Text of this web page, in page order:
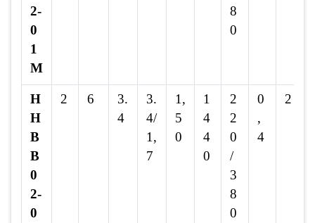
2-
0
1
M
8
0
H
H
B
B
0
2-
0
2 6
3.
4
3.
4/
1,
7
1,
5
0
1
4
4
0
2
2
0
/
3
8
0
0
,
4
2